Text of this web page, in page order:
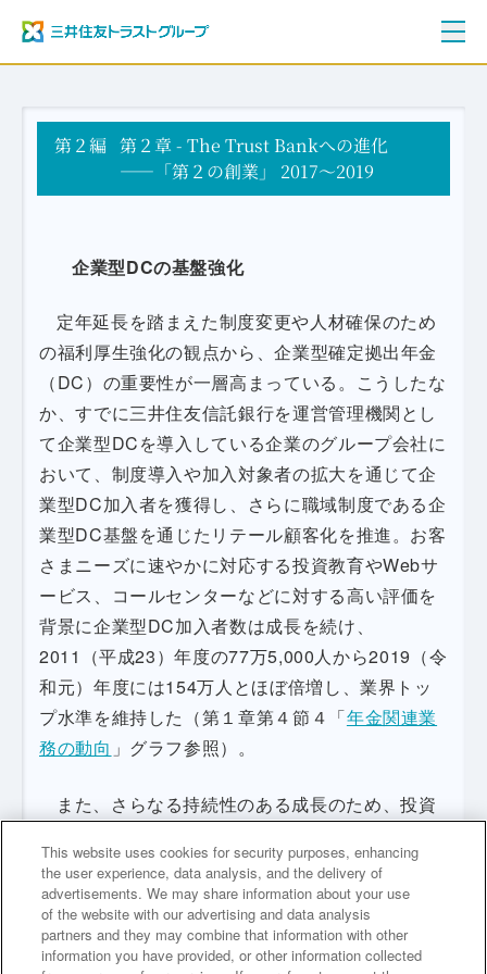
ご挨拶
三井住友トラストグループ100年史
資料編
年表
第２編 第２章 - The Trust Bankへの進化
――「第２の創業」 2017～2019
企業型DCの基盤強化
定年延長を踏まえた制度変更や人材確保のため
の福利厚生強化の観点から、企業型確定拠出年金
（DC）の重要性が一層高まっている。こうしたな
か、すでに三井住友信託銀行を運営管理機関とし
て企業型DCを導入している企業のグループ会社に
おいて、制度導入や加入対象者の拡大を通じて企
業型DC加入者を獲得し、さらに職域制度である企
業型DC基盤を通じたリテール顧客化を推進。お客
さまニーズに速やかに対応する投資教育やWebサ
ービス、コールセンターなどに対する高い評価を
背景に企業型DC加入者数は成長を続け、
2011（平成23）年度の77万5,000人から2019（令
和元）年度には154万人とほぼ倍増し、業界トッ
プ水準を維持した（第１章第４節４「年金関連業
務の動向 」グラフ参照）。
また、さらなる持続性のある成長のため、投資
ートを進めることで、投資リテラシー向上に貢献
し、2019年度には企業型DC加入者向けのアプリ
開発に着手した（第３章第２節５「『スマートラ
イフデザイナー』リリース」参照）。
This website uses cookies for security purposes, enhancing
the user experience, data analysis, and the delivery of
advertisements. We may share information about your use
of the website with our advertising and data analysis
partners and they may combine that information with other
information you have provided, or other information collected